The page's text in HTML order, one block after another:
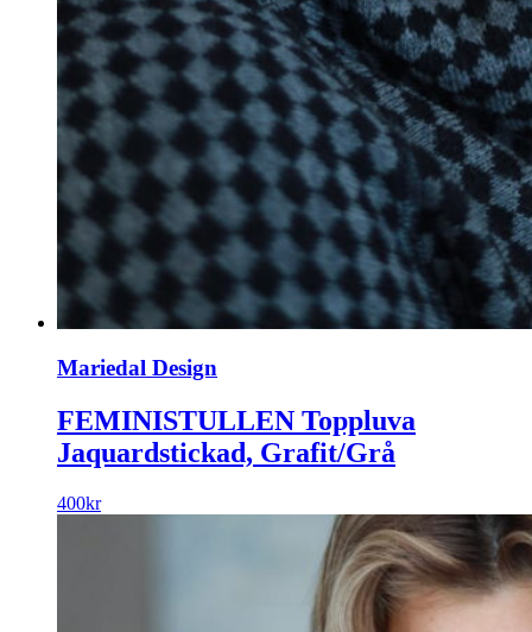
Mariedal Design
FEMINISTULLEN Toppluva
Jaquardstickad, Grafit/Grå
400kr